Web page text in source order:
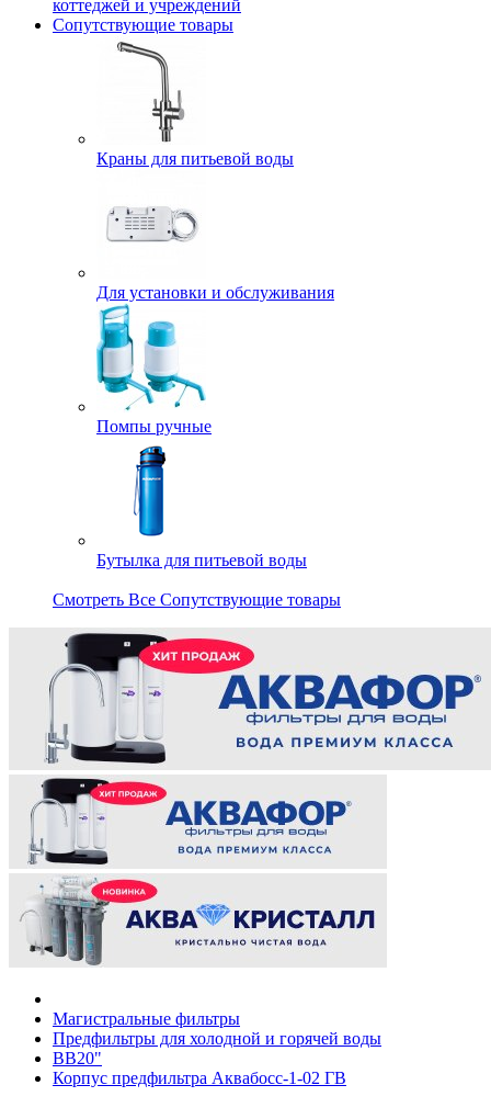
коттеджей и учреждений
Сопутствующие товары
Краны для питьевой воды
Для установки и обслуживания
Помпы ручные
Бутылка для питьевой воды
Смотреть Все Сопутствующие товары
Магистральные фильтры
Предфильтры для холодной и горячей воды
ВВ20"
Корпус предфильтра Аквабосс-1-02 ГВ